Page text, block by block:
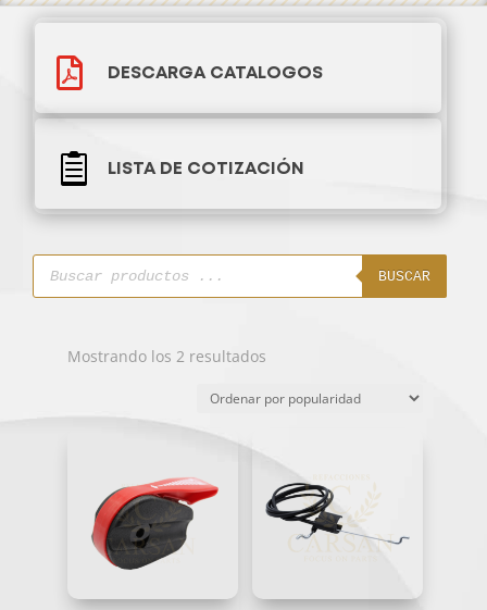
 DESCARGA CATALOGOS
 LISTA DE COTIZACIÓN
Búsqueda
productos
BUSCAR
Mostrando los 2 resultadosOrdenado
popularidad